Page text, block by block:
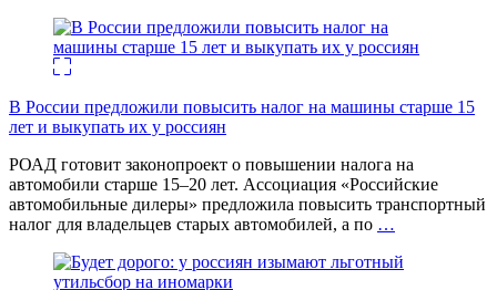
В России предложили повысить налог на машины старше 15
лет и выкупать их у россиян
РОАД готовит законопроект о повышении налога на
автомобили старше 15–20 лет. Ассоциация «Российские
автомобильные дилеры» предложила повысить транспортный
налог для владельцев старых автомобилей, а по …